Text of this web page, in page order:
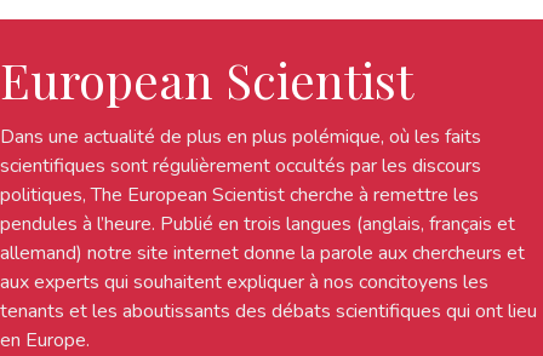
European Scientist
Dans une actualité de plus en plus polémique, où les faits
scientifiques sont régulièrement occultés par les discours
politiques, The European Scientist cherche à remettre les
pendules à l’heure. Publié en trois langues (anglais, français et
allemand) notre site internet donne la parole aux chercheurs et
aux experts qui souhaitent expliquer à nos concitoyens les
tenants et les aboutissants des débats scientifiques qui ont lieu
en Europe.